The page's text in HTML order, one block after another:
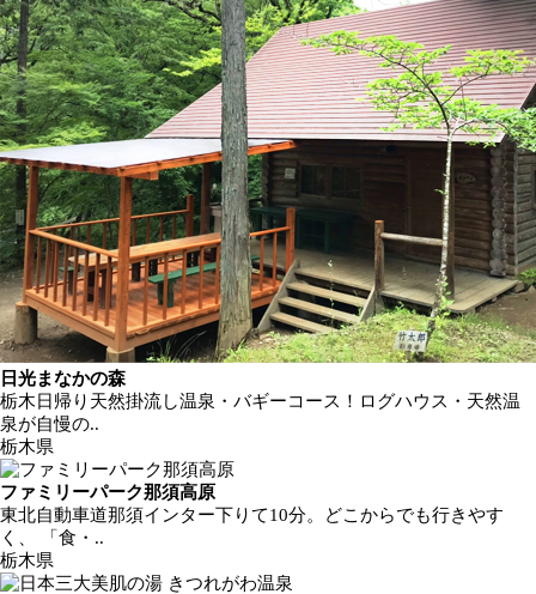
日光まなかの森
栃木日帰り天然掛流し温泉・バギーコース！ログハウス・天然温
泉が自慢の..
栃木県
ファミリーパーク那須高原
東北自動車道那須インター下りて10分。どこからでも行きやす
く、 「食・..
栃木県